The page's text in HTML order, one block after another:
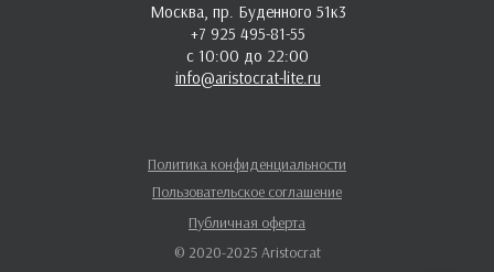
Москва, пр. Буденного 51к3
+7 925 495-81-55
с 10:00 до 22:00
info@aristocrat-lite.ru
© 2020-2025 Aristocrat
Публичная оферта
Пользовательское соглашение
Политика конфиденциальности